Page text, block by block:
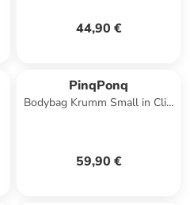
44,90 €
PinqPonq
Bodybag Krumm Small in Cliff
59,90 €